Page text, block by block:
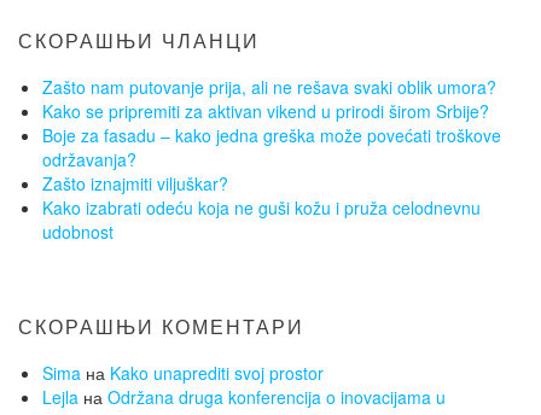
СКОРАШЊИ ЧЛАНЦИ
Zašto nam putovanje prija, ali ne rešava svaki oblik umora?
Kako se pripremiti za aktivan vikend u prirodi širom Srbije?
Boje za fasadu – kako jedna greška može povećati troškove
održavanja?
Zašto iznajmiti viljuškar?
Kako izabrati odeću koja ne guši kožu i pruža celodnevnu
udobnost
СКОРАШЊИ КОМЕНТАРИ
Sima на Kako unaprediti svoj prostor
Lejla на Održana druga konferencija o inovacijama u